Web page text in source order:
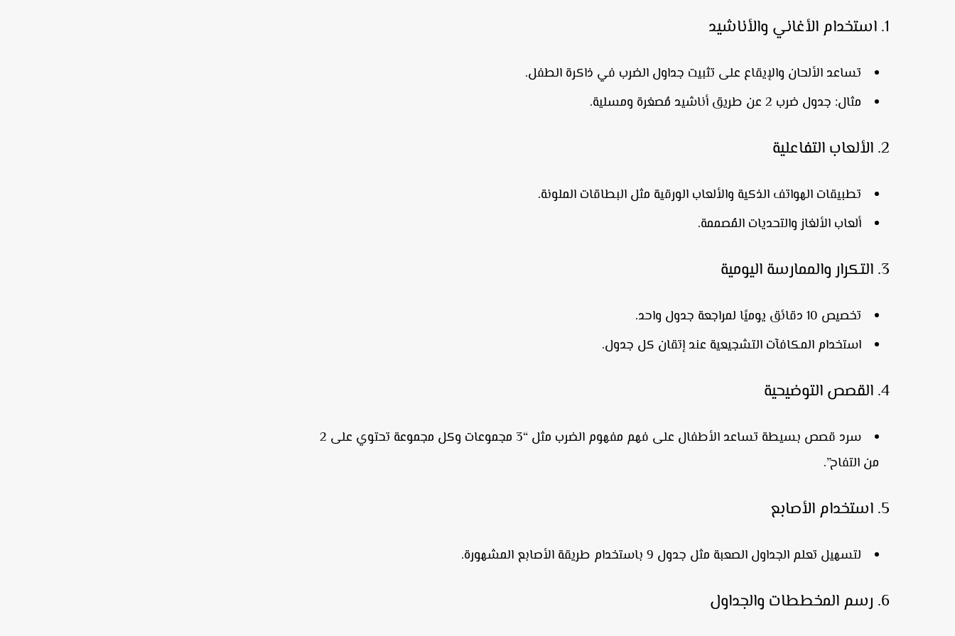
1. استخدام الأغاني والأناشيد
تساعد الألحان والإيقاع على تثبيت جداول الضرب في ذاكرة الطفل.
مثال: جدول ضرب 2 عن طريق أناشيد مُصغرة ومسلية.
2. الألعاب التفاعلية
تطبيقات الهواتف الذكية والألعاب الورقية مثل البطاقات الملونة.
ألعاب الألغاز والتحديات المُصممة.
3. التكرار والممارسة اليومية
تخصيص 10 دقائق يوميًا لمراجعة جدول واحد.
استخدام المكافآت التشجيعية عند إتقان كل جدول.
4. القصص التوضيحية
سرد قصص بسيطة تساعد الأطفال على فهم مفهوم الضرب مثل “3 مجموعات وكل مجموعة تحتوي على 2
من التفاح”.
5. استخدام الأصابع
لتسهيل تعلم الجداول الصعبة مثل جدول 9 باستخدام طريقة الأصابع المشهورة.
6. رسم المخططات والجداول